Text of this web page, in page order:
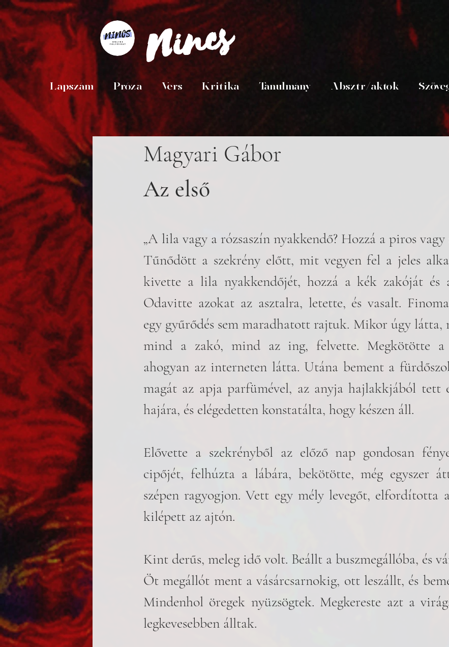
Nincs
Lapszám Próza Vers Kritika Tanulmány Absztr/aktok
Magyari Gábor
Az első
„A lila vagy a rózsaszín nyakkendő? Hozzá a piros vagy
Tűnődött a szekrény előtt, mit vegyen fel a jeles
kivette a lila nyakkendőjét, hozzá a kék zakóját és
Odavitte azokat az asztalra, letette, és vasalt.
egy gyűrődés sem maradhatott rajtuk. Mikor úgy látta,
mind a zakó, mind az ing, felvette. Megkötötte a
ahogyan az interneten látta. Utána bement a
magát az apja parfümével, az anyja hajlakkjából tett
hajára, és elégedetten konstatálta, hogy készen áll.
Elővette a szekrényből az előző nap gondosan
cipőjét, felhúzta a lábára, bekötötte, még egyszer
szépen ragyogjon. Vett egy mély levegőt, elfordította
kilépett az ajtón.
Kint derűs, meleg idő volt. Beállt a buszmegállóba, és
Öt megállót ment a vásárcsarnokig, ott leszállt, és
Mindenhol öregek nyüzsögtek. Megkereste azt a
legkevesebben álltak.